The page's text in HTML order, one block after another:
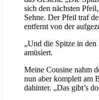
sich den nächsten
Sehne. Der Pfeil traf
entfernt von der
„Und die Spitze in den
amüsiert.
Meine Cousine nahm
nun aber komplett am
dahinter. „Das gibt’s